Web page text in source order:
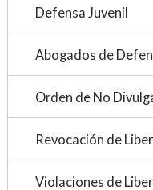
Defensa Juvenil
Abogados de
Orden de No
Revocación de
Violaciones de